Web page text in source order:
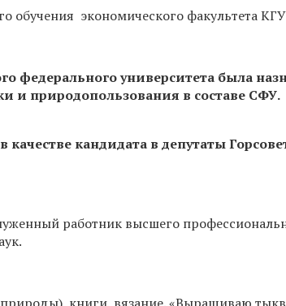
обучения экономического факультета
федерального университета была
и природопользования в составе СФУ.
кандидата в депутаты
работник высшего